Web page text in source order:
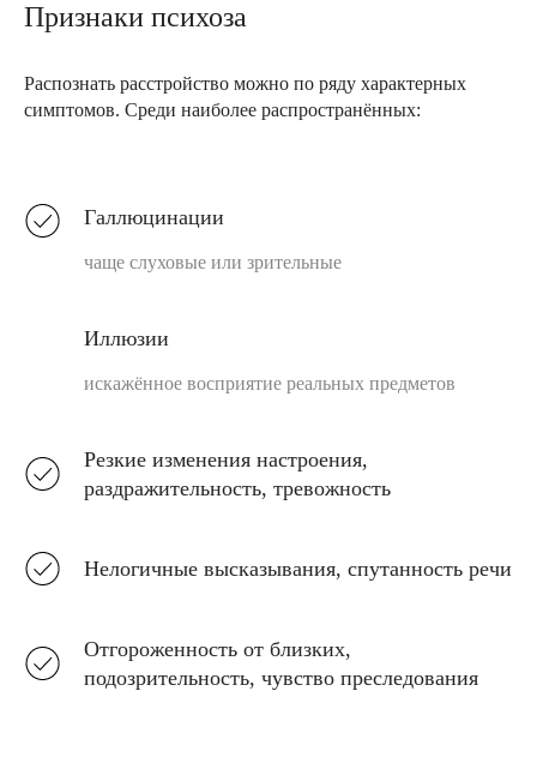
Признаки психоза
Распознать расстройство можно по ряду характерных
симптомов. Среди наиболее распространённых:
Галлюцинации
чаще слуховые или зрительные
Иллюзии
искажённое восприятие реальных предметов
Резкие изменения настроения,
раздражительность, тревожность
Нелогичные высказывания, спутанность речи
Отгороженность от близких,
подозрительность, чувство преследования